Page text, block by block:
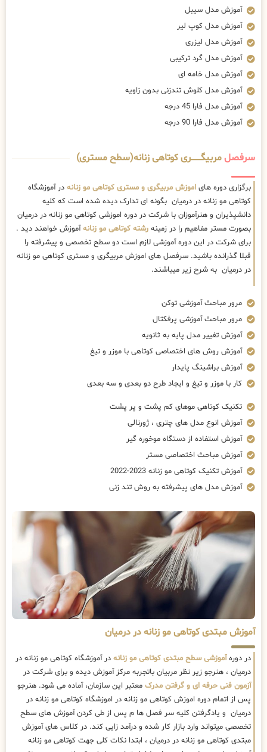
آموزش مدل سیبل
آموزش مدل کوپ لیر
آموزش مدل لیزری
آموزش مدل گرد ترکیبی
آموزش مدل خامه ای
آموزش مدل کلوش تندزنی بدون زاویه
آموزش مدل فارا 45 درجه
آموزش مدل فارا 90 درجه
سرفصلمربیگــــــــری کوتاهی زنانه(سطح مستری)
برگزاری دوره های اموزش مربیگری و مستری کوتاهی مو زنانه در آموزشگاه
کوتاهی مو زنانه در درمیان بگونه ای تدارک دیده شده است که کلیه
دانشپذیران و هنرآموزان با شرکت در دوره اموزشی کوتاهی مو زنانه در درمیان
بصورت مستر مفاهیم را در زمینه رشته کوتاهی مو زنانهآموزش خواهند دید .
برای شرکت در این دوره آموزشی لازم است دو سطح تخصصی و پیشرفته را
قبلا گذرانده باشید. سرفصل های اموزش مربیگری و مستری کوتاهی مو زنانه
در درمیان به شرح زیر میباشند.
مرور مباحث آموزشی توکن
مرور مباحث آموزشی پرفکتال
آموزش تغییر مدل پایه به ثانویه
آموزش روش های اختصاصی کوتاهی با موزر و تیغ
آموزش براشینگ پایدار
کار با موزر و تیغ و ایجاد طرح دو بعدی و سه بعدی
تکنیک کوتاهی موهای کم پشت و پر پشت
آموزش انوع مدل های چتری ، ژورنالی
آموزش استفاده از دستگاه موخوره گیر
آموزش مباحث اختصاصی مستر
آموزش تکنیک کوتاهی مو زنانه 2023-2022
آموزش مدل های پیشرفته به روش تند زنی
آموزش مبتدی کوتاهی مو زنانه در درمیان
در دورهآموزشی سطح مبتدی کوتاهی مو زنانه در آموزشگاه کوتاهی مو زنانه در
درمیان ، هنرجو زیر نظر مربیان باتجربه مرکز آموزش دیده و برای شرکت در
آزمون فنی حرفه ای و گرفتن مدرک معتبر این سازمان، آماده می شود. هنرجو
پس از اتمام دوره اموزش کوتاهی مو زنانه در اموزشگاه کوتاهی مو زنانه در
درمیان و یادگرفتن کلیه سر فصل ها م پس از طی کردن آموزش های سطح
تخصصی میتواند وارد بازار کار شده و درآمد زایی کند. در کلاس های آموزش
مبتدی کوتاهی مو زنانه در درمیان ، ابتدا نکات کلی جهت کوتاهی مو زنانه